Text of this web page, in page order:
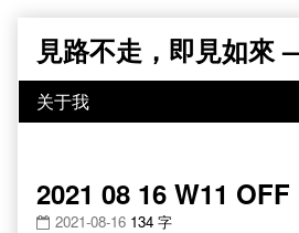
content
見路不走，即見如來
2021 08 16 W11 OFF
2021-08-16 134 字